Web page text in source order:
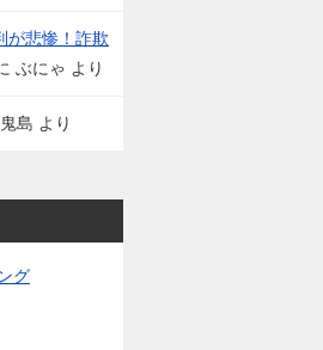
が悲惨！詐欺
ぶにゃ より
鬼島 より
グ